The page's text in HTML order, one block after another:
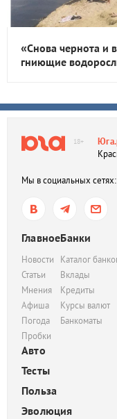
«Снова чернота и
гниющие
18+
Мы в социальных сетях:
Главное
Новости
Статьи
Мнения
Афиша
Погода
Пробки
Банки
Каталог
Вклады
Кредиты
Курсы валют
Банкоматы
Авто
Тесты
Польза
Эволюция